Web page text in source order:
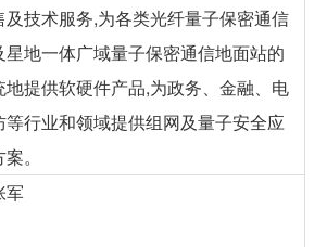
及技术服务,为各类光纤量子保密通信
星地一体广域量子保密通信地面站的
地提供软硬件产品,为政务、金融、电
等行业和领域提供组网及量子安全应
。
军